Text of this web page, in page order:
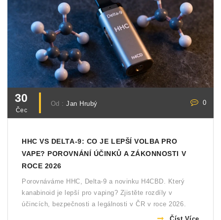
30
Čec
Od :Jan Hrubý 0
HHC VS DELTA-9: CO JE LEPŠÍ VOLBA PRO
VAPE? POROVNÁNÍ ÚČINKŮ A ZÁKONNOSTI V
ROCE 2026
Porovnáváme HHC, Delta-9 a novinku H4CBD. Který
kanabinoid je lepší pro vaping? Zjistěte rozdíly v
účincích, bezpečnosti a legálnosti v ČR v roce 2026.